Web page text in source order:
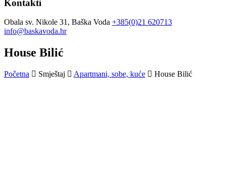
Kontakti
Obala sv. Nikole 31, Baška Voda +385(0)21 620713
info@baskavoda.hr
House Bilić
Početna Smještaj Apartmani, sobe, kuće House Bilić